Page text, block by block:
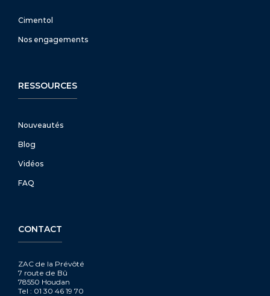
Cimentol
Nos engagements
RESSOURCES
Nouveautés
Blog
Vidéos
FAQ
CONTACT
ZAC de la Prévôté
7 route de Bû
78550 Houdan
Tel : 01 30 46 19 70